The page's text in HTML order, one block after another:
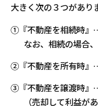
大きく次の３つがあり
①『不動産を相続時』
なお、相続の場合
②『不動産を所有時』
③『不動産を譲渡時』
（売却して利益が